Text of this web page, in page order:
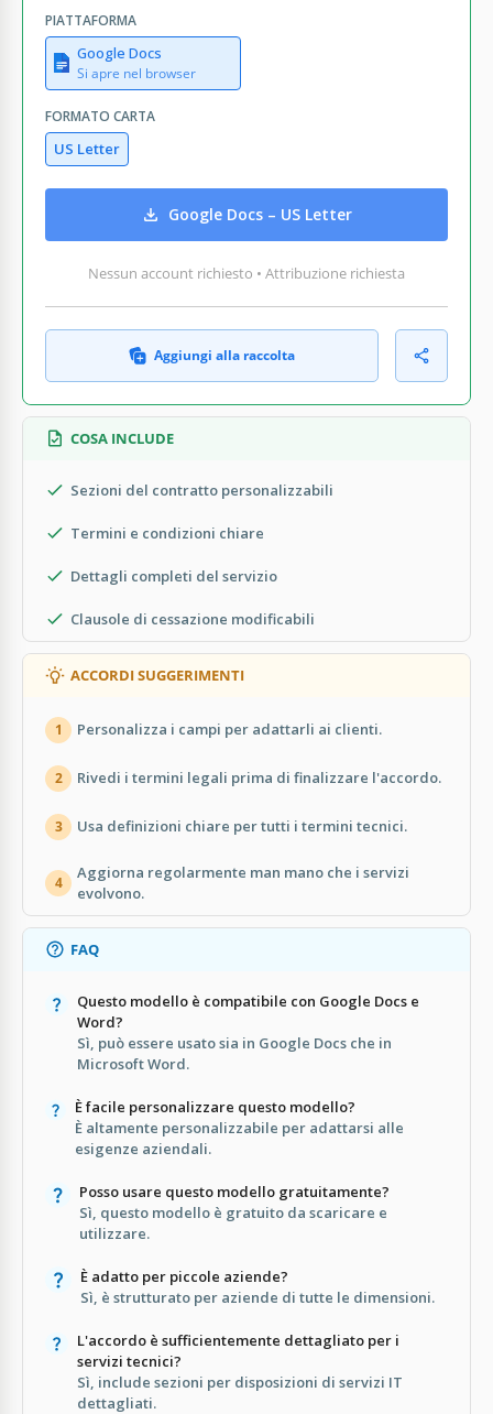
PIATTAFORMA
Google Docs
Si apre nel browser
FORMATO CARTA
US Letter
Google Docs – US Letter
Nessun account richiesto • Attribuzione richiesta
Aggiungi alla raccolta
COSA INCLUDE
Sezioni del contratto personalizzabili
Termini e condizioni chiare
Dettagli completi del servizio
Clausole di cessazione modificabili
ACCORDI SUGGERIMENTI
1 Personalizza i campi per adattarli ai clienti.
2 Rivedi i termini legali prima di finalizzare l'accordo.
3 Usa definizioni chiare per tutti i termini tecnici.
4
Aggiorna regolarmente man mano che i servizi
evolvono.
FAQ
Questo modello è compatibile con Google Docs e
Word?
Sì, può essere usato sia in Google Docs che in
Microsoft Word.
È facile personalizzare questo modello?
È altamente personalizzabile per adattarsi alle
esigenze aziendali.
Posso usare questo modello gratuitamente?
Sì, questo modello è gratuito da scaricare e
utilizzare.
È adatto per piccole aziende?
Sì, è strutturato per aziende di tutte le dimensioni.
L'accordo è sufficientemente dettagliato per i
servizi tecnici?
Sì, include sezioni per disposizioni di servizi IT
dettagliati.